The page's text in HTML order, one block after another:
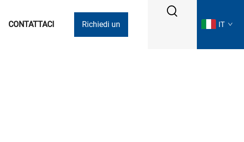
CONTATTACI Richiedi un IT